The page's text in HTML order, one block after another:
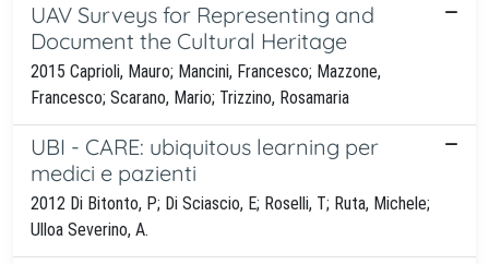
UAV Surveys for Representing and
Document the Cultural Heritage
2015 Caprioli, Mauro; Mancini, Francesco; Mazzone,
Francesco; Scarano, Mario; Trizzino, Rosamaria
UBI - CARE: ubiquitous learning per
medici e pazienti
2012 Di Bitonto, P; Di Sciascio, E; Roselli, T; Ruta, Michele;
Ulloa Severino, A.